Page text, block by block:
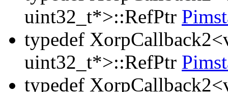
uint32_t*>::RefPtr
typedef
uint32_t*>::RefPtr
typedef